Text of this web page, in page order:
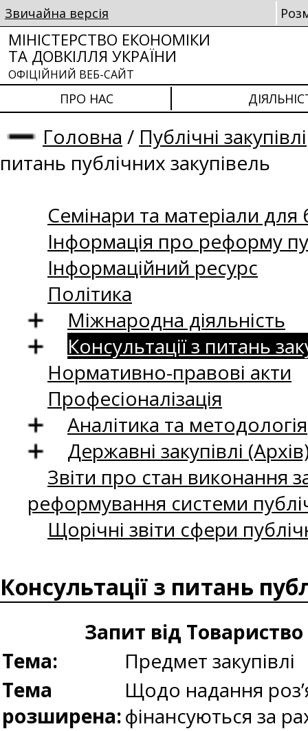
Звичайна версія
МІНІСТЕРСТВО ЕКОНОМІКИ
ТА ДОВКІЛЛЯ УКРАЇНИ
ОФІЦІЙНИЙ ВЕБ-САЙТ
ПРО НАС
Головна / Публічні закупівлі
питань публічних закупівель
Семінари та матеріали для
Інформація про реформу
Інформаційний ресурс
Політика
Міжнародна діяльність
Консультації з питань
Нормативно-правові акти
Професіоналізація
Аналітика та методологія
Державні закупівлі
Звіти про стан виконання
реформування системи
Щорічні звіти сфери
Консультації з питань
Запит від
Тема:
Предмет закупівлі
Тема
розширена:
Щодо надання
фінансуються за